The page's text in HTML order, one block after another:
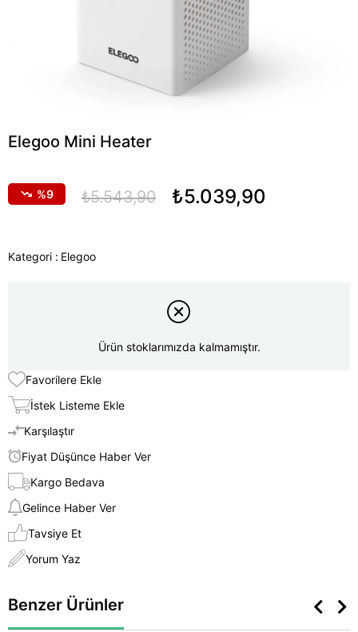
Elegoo Mini Heater
9 ₺5.543,90 ₺5.039,90
Kategori : Elegoo
Ürün stoklarımızda kalmamıştır.
Favorilere Ekle
İstek Listeme Ekle
Karşılaştır
Fiyat Düşünce Haber Ver
Kargo Bedava
Gelince Haber Ver
Tavsiye Et
Yorum Yaz
Benzer Ürünler